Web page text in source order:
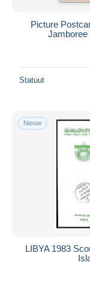
Picture
Jamboree
Statuut
Nieuw
LIBYA 1983